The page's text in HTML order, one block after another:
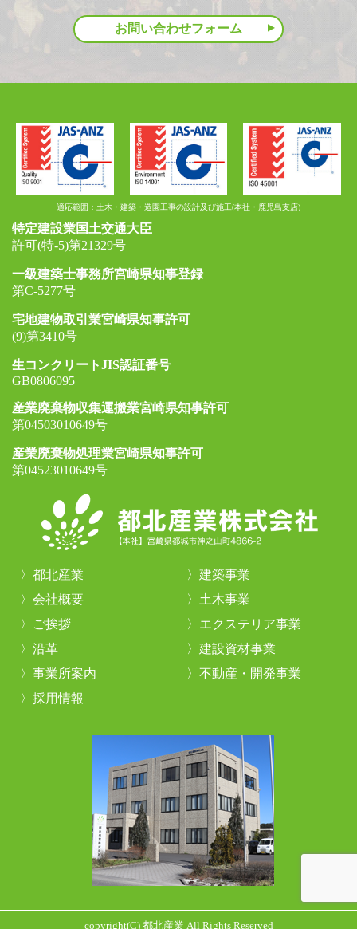
お問い合わせフォーム
適応範囲：土木・建築・造園工事の設計及び施工(本社・鹿児島支店)
特定建設業国土交通大臣
許可(特-5)第21329号
一級建築士事務所宮崎県知事登録
第C-5277号
宅地建物取引業宮崎県知事許可
(9)第3410号
生コンクリートJIS認証番号
GB0806095
産業廃棄物収集運搬業宮崎県知事許可
第04503010649号
産業廃棄物処理業宮崎県知事許可
第04523010649号
都北産業
建築事業
会社概要
土木事業
ご挨拶
エクステリア事業
沿革
建設資材事業
事業所案内
不動産・開発事業
採用情報
copyright(C) 都北産業 All Rights Reserved